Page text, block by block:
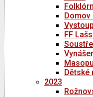
Domov
FF
Dětské
2023